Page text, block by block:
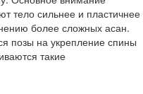
тело сильнее и пластичнее
более сложных асан.
позы на укрепление спины
такие